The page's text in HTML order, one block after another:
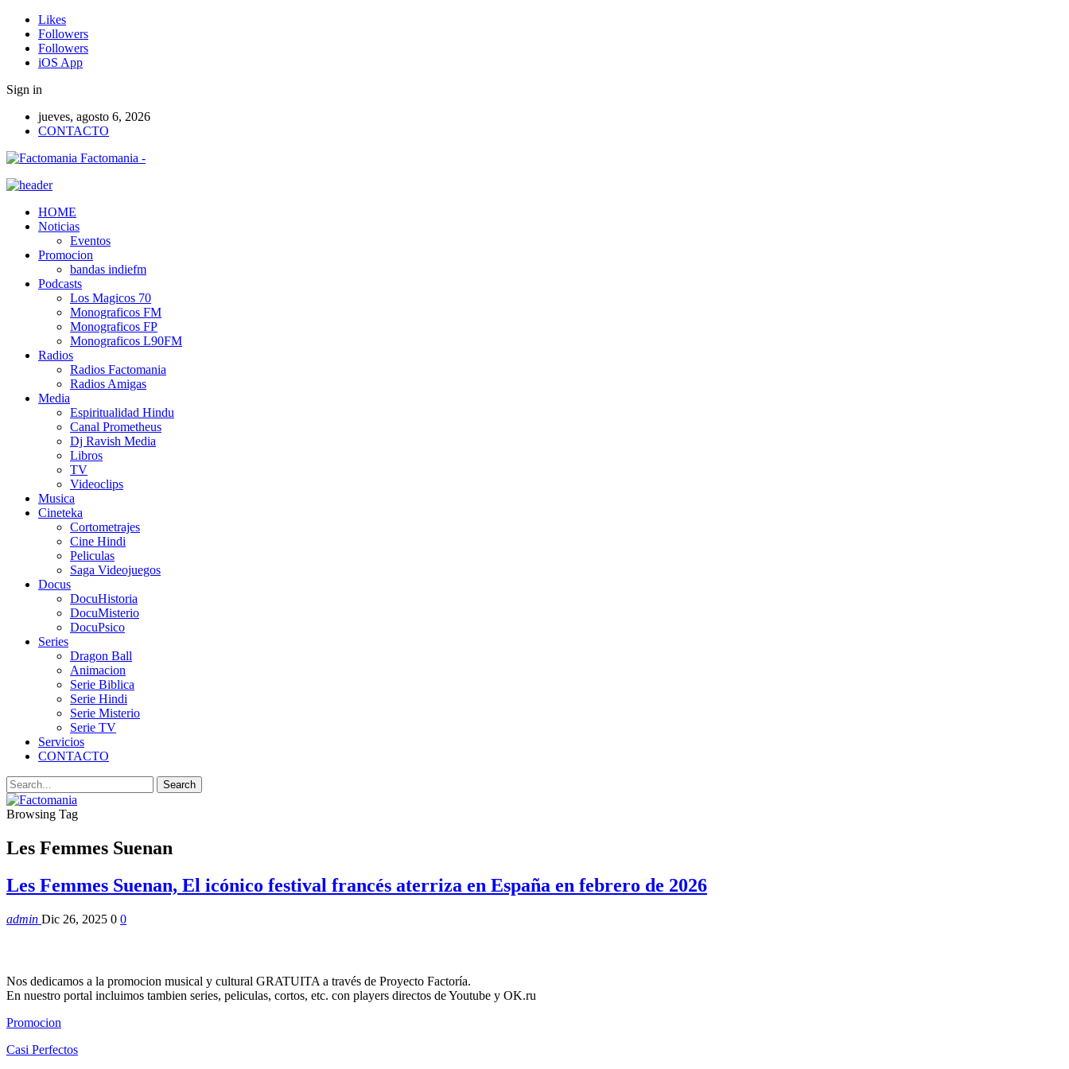
Likes
Followers
Followers
iOS App
Sign in
jueves, agosto 6, 2026
CONTACTO
Factomania -
HOME
Noticias
Eventos
Promocion
bandas indiefm
Podcasts
Los Magicos 70
Monograficos FM
Monograficos FP
Monograficos L90FM
Radios
Radios Factomania
Radios Amigas
Media
Espiritualidad Hindu
Canal Prometheus
Dj Ravish Media
Libros
TV
Videoclips
Musica
Cineteka
Cortometrajes
Cine Hindi
Peliculas
Saga Videojuegos
Docus
DocuHistoria
DocuMisterio
DocuPsico
Series
Dragon Ball
Animacion
Serie Biblica
Serie Hindi
Serie Misterio
Serie TV
Servicios
CONTACTO
Browsing Tag
Les Femmes Suenan
Les Femmes Suenan, El icónico festival francés aterriza en España en febrero de 2026
admin Dic 26, 2025 0 0
Nos dedicamos a la promocion musical y cultural GRATUITA a través de Proyecto Factoría.
En nuestro portal incluimos tambien series, peliculas, cortos, etc. con players directos de Youtube y OK.ru
Promocion
Casi Perfectos